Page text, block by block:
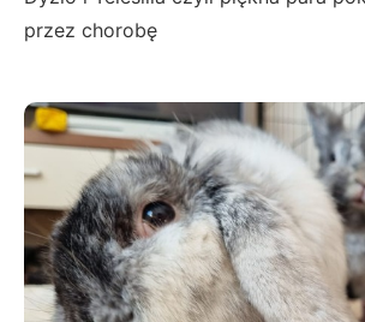
przez chorobę